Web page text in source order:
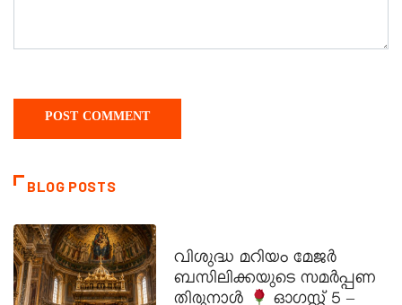
BLOG POSTS
വിശുദ്ധ മറിയം മേജർ
ബസിലിക്കയുടെ സമർപ്പണ